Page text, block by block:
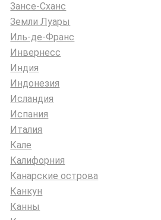
Зансе-Сханс
Земли Луары
Иль-де-Франс
Инвернесс
Индия
Индонезия
Исландия
Испания
Италия
Кале
Калифорния
Канарские острова
Канкун
Канны